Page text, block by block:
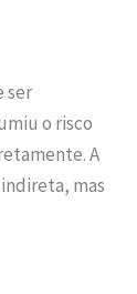
ser
o risco
A
mas